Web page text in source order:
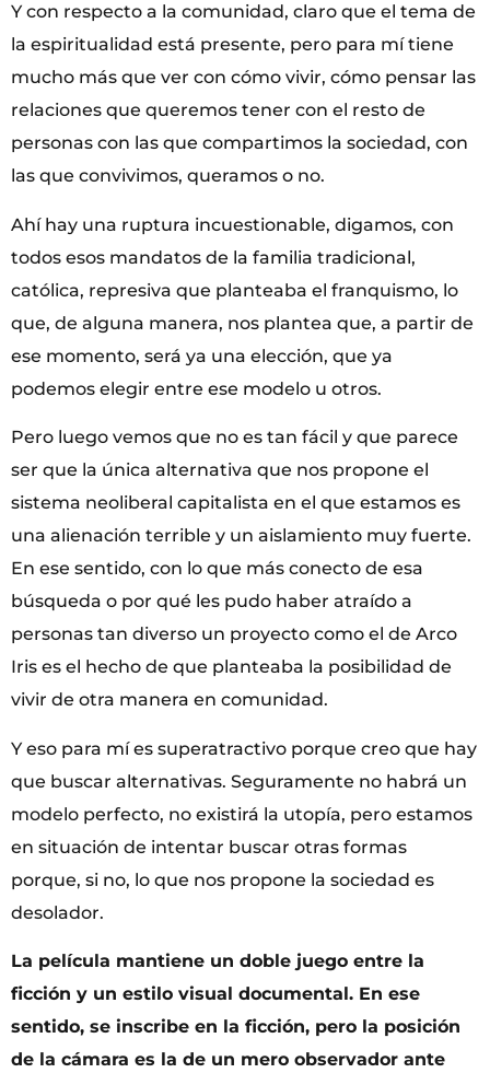
Y con respecto a la comunidad, claro que el tema de
la espiritualidad está presente, pero para mí tiene
mucho más que ver con cómo vivir, cómo pensar las
relaciones que queremos tener con el resto de
personas con las que compartimos la sociedad, con
las que convivimos, queramos o no.
Ahí hay una ruptura incuestionable, digamos, con
todos esos mandatos de la familia tradicional,
católica, represiva que planteaba el franquismo, lo
que, de alguna manera, nos plantea que, a partir de
ese momento, será ya una elección, que ya
podemos elegir entre ese modelo u otros.
Pero luego vemos que no es tan fácil y que parece
ser que la única alternativa que nos propone el
sistema neoliberal capitalista en el que estamos es
una alienación terrible y un aislamiento muy fuerte.
En ese sentido, con lo que más conecto de esa
búsqueda o por qué les pudo haber atraído a
personas tan diverso un proyecto como el de Arco
Iris es el hecho de que planteaba la posibilidad de
vivir de otra manera en comunidad.
Y eso para mí es superatractivo porque creo que hay
que buscar alternativas. Seguramente no habrá un
modelo perfecto, no existirá la utopía, pero estamos
en situación de intentar buscar otras formas
porque, si no, lo que nos propone la sociedad es
desolador.
La película mantiene un doble juego entre la
ficción y un estilo visual documental. En ese
sentido, se inscribe en la ficción, pero la posición
de la cámara es la de un mero observador ante